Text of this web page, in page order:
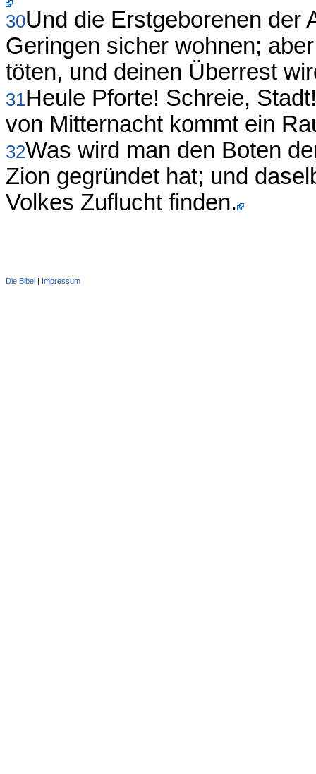
30Und die Erstgeborenen der
Geringen sicher wohnen;
töten, und deinen Überrest
31Heule Pforte! Schreie,
von Mitternacht kommt ein
32Was wird man den Boten
Zion gegründet hat; und
Volkes Zuflucht finden.
Die Bibel | Impressum